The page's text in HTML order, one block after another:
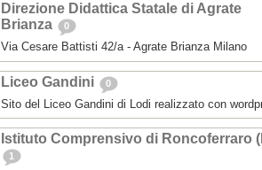
Direzione Didattica Statale di Agrate
Brianza
0
Via Cesare Battisti 42/a - Agrate Brianza Milano
Liceo Gandini 0
Sito del Liceo Gandini di Lodi realizzato con
Istituto Comprensivo di Roncoferraro
1